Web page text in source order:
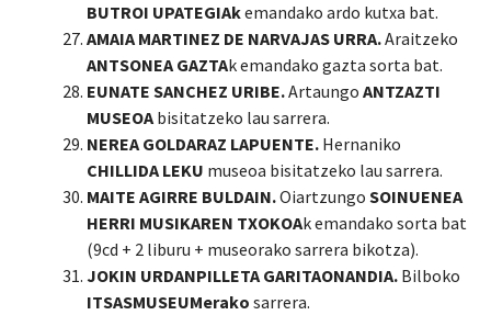
BUTROI UPATEGIAkemandako ardo kutxa bat.
AMAIA MARTINEZ DE NARVAJAS URRA.Araitzeko
ANTSONEA GAZTAk emandako gazta sorta bat.
EUNATE SANCHEZ URIBE.Artaungo ANTZAZTI
MUSEOA bisitatzeko lau sarrera.
NEREA GOLDARAZ LAPUENTE. Hernaniko
CHILLIDA LEKU museoa bisitatzeko lau sarrera.
MAITE AGIRRE BULDAIN.Oiartzungo SOINUENEA
HERRI MUSIKAREN TXOKOAk emandako sorta bat
(9cd + 2 liburu + museorako sarrera bikotza).
JOKIN URDANPILLETA GARITAONANDIA. Bilboko
ITSASMUSEUMerako sarrera.